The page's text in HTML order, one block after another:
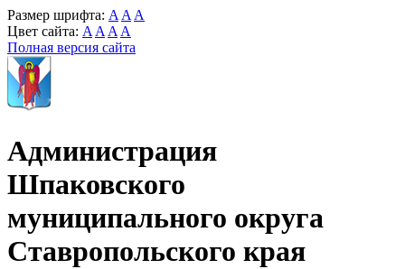
Размер шрифта: A A A
Цвет сайта: A A A A
Полная версия сайта
Администрация
Шпаковского
муниципального округа
Ставропольского края